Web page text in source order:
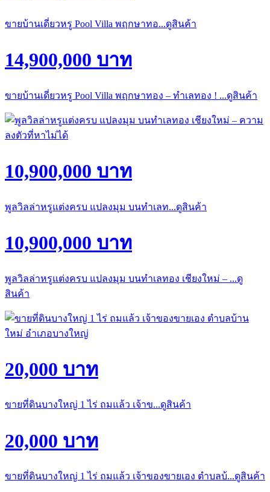
ขายบ้านเดี่ยวหรู Pool Villa พฤกษาทอ...ดูสินค้า
14,900,000 บาท
ขายบ้านเดี่ยวหรู Pool Villa พฤกษาทอง – ทำเลทอง ! ...ดูสินค้า
10,900,000 บาท
พูลวิลล่าหรูแต่งครบ แปลงมุม บนทำเลท...ดูสินค้า
10,900,000 บาท
พูลวิลล่าหรูแต่งครบ แปลงมุม บนทำเลทอง เชียงใหม่ – ...ดู
สินค้า
20,000 บาท
ขายที่ดินบางใหญ่ 1 ไร่ ถมแล้ว เจ้าข...ดูสินค้า
20,000 บาท
ขายที่ดินบางใหญ่ 1 ไร่ ถมแล้ว เจ้าของขายเอง ตำบลบ้...ดูสินค้า